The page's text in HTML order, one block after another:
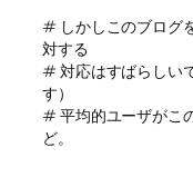
# しかしこのブログ
対する
# 対応はすばらしい
す）
# 平均的ユーザがこ
ど。